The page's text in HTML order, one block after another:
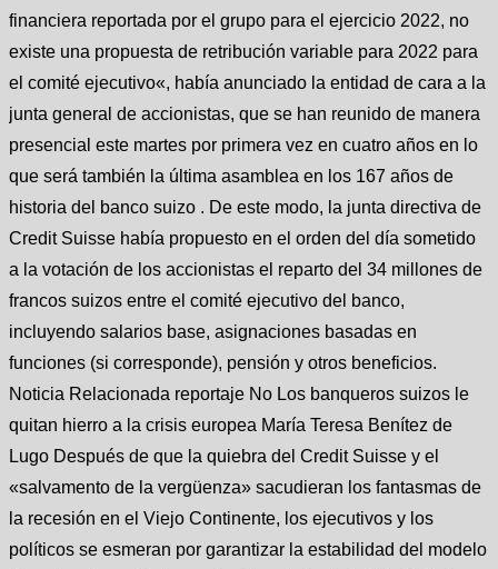
financiera reportada por el grupo para el ejercicio 2022, no
existe una propuesta de retribución variable para 2022 para
el comité ejecutivo«, había anunciado la entidad de cara a la
junta general de accionistas, que se han reunido de manera
presencial este martes por primera vez en cuatro años en lo
que será también la última asamblea en los 167 años de
historia del banco suizo . De este modo, la junta directiva de
Credit Suisse había propuesto en el orden del día sometido
a la votación de los accionistas el reparto del 34 millones de
francos suizos entre el comité ejecutivo del banco,
incluyendo salarios base, asignaciones basadas en
funciones (si corresponde), pensión y otros beneficios.
Noticia Relacionada reportaje No Los banqueros suizos le
quitan hierro a la crisis europea María Teresa Benítez de
Lugo Después de que la quiebra del Credit Suisse y el
«salvamento de la vergüenza» sacudieran los fantasmas de
la recesión en el Viejo Continente, los ejecutivos y los
políticos se esmeran por garantizar la estabilidad del modelo